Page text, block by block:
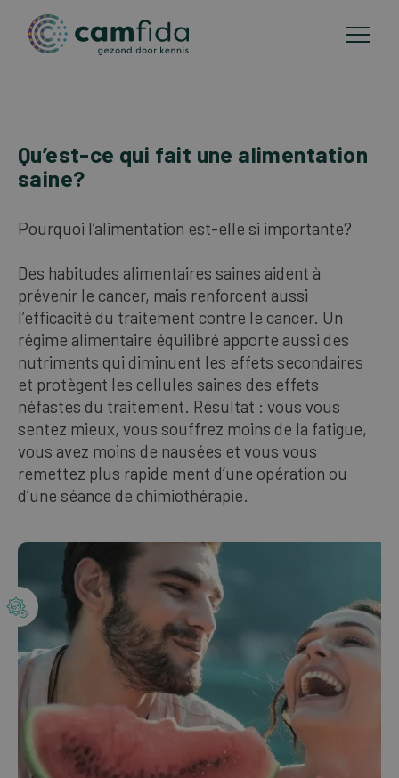
Aller
principal
Qu’est-ce qui fait une alimentation
saine?
Pourquoi l’alimentation est-elle si importante?
Des habitudes alimentaires saines aident à
prévenir le cancer, mais renforcent aussi
l’efficacité du traitement contre le cancer. Un
régime alimentaire équilibré apporte aussi des
nutriments qui diminuent les effets secondaires
et protègent les cellules saines des effets
néfastes du traitement. Résultat : vous vous
sentez mieux, vous souffrez moins de la fatigue,
vous avez moins de nausées et vous vous
remettez plus rapide­ ment d’une opération ou
d’une séance de chimiothérapie.
Méthodes de CMA
Publications
A propos de Camfida
Contact
Nos meilleures ventes
FRANÇAIS